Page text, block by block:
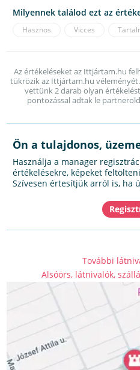
Milyennek találod ezt az
Hasznos Vicces
Az értékeléseket az Ittjártam.hu
tükrözik az Ittjártam.hu
vettünk 2 darab olyan
pontozással adtak le
Ön a tulajdonos,
Használja a manager
értékelésekre, képeket
Szívesen értesítjük arról is, ha
További
Alsóörs, látnivalók,